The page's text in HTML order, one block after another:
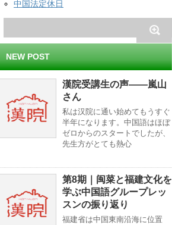
中国法定休日
NEW POST
漢院受講生の声——嵐山
さん
私は汉院に通い始めてもうすぐ
半年になります。中国語はほぼ
ゼロからのスタートでしたが、
先生方がとても熱心
第8期｜闽菜と福建文化を
学ぶ中国語グループレッ
スンの振り返り
福建省は中国東南沿海に位置